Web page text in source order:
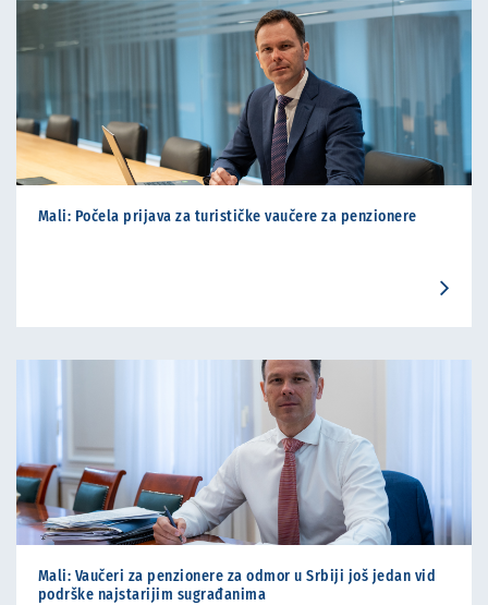
Mali: Počela prijava za turističke vaučere za penzionere
Mali: Vaučeri za penzionere za odmor u Srbiji još jedan vid
podrške najstarijim sugrađanima